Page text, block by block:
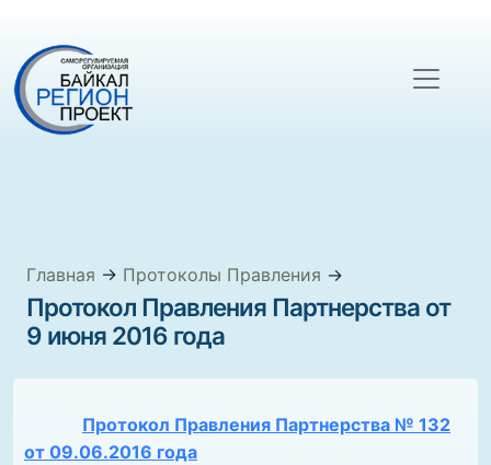
Главная → Протоколы Правления →
Протокол Правления Партнерства от
9 июня 2016 года
Протокол Правления Партнерства № 132
от 09.06.2016 года